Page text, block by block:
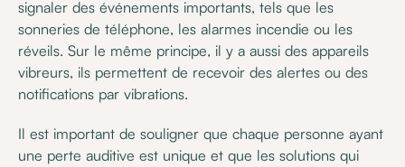
signaler des événements importants, tels que les
sonneries de téléphone, les alarmes incendie ou les
réveils. Sur le même principe, il y a aussi des appareils
vibreurs, ils permettent de recevoir des alertes ou des
notifications par vibrations.
Il est important de souligner que chaque personne ayant
une perte auditive est unique et que les solutions qui